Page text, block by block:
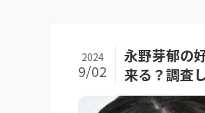
永野芽郁の
来る？調査
2024
9/02